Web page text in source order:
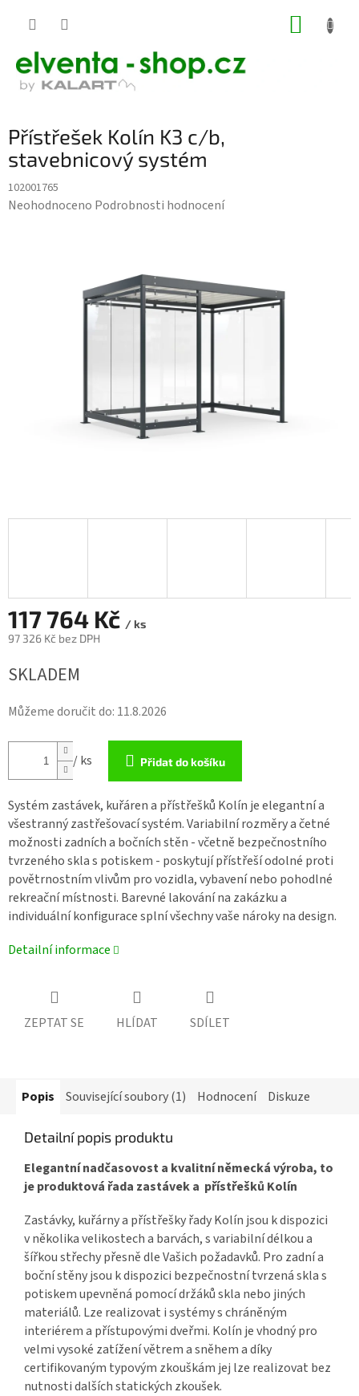
Přístřešek Kolín K3 c/b,
stavebnicový systém
102001765
Průměrné
Neohodnoceno Podrobnosti hodnocení
117 764 Kč / ks
97 326 Kč bez DPH
cena:
SKLADEM
Můžeme doručit do: 11.8.2026
/ ks Přidat do košíku
Systém zastávek, kuřáren a přístřešků Kolín je elegantní a
všestranný zastřešovací systém. Variabilní rozměry a četné
možnosti zadních a bočních stěn - včetně bezpečnostního
tvrzeného skla s potiskem - poskytují přístřeší odolné proti
povětrnostním vlivům pro vozidla, vybavení nebo pohodlné
rekreační místnosti. Barevné lakování na zakázku a
individuální konfigurace splní všechny vaše nároky na design.
Detailní informace
ZEPTAT SE HLÍDAT SDÍLET
Popis Související soubory (1) Hodnocení Diskuze
Detailní popis produktu
Elegantní nadčasovost a kvalitní německá výroba, to
je produktová řada zastávek a přístřešků Kolín
Zastávky, kuřárny a přístřešky řady Kolín jsou k dispozici
v několika velikostech a barvách, s variabilní délkou a
šířkou střechy přesně dle Vašich požadavků. Pro zadní a
boční stěny jsou k dispozici bezpečnostní tvrzená skla s
potiskem upevněná pomocí držáků skla nebo jiných
materiálů. Lze realizovat i systémy s chráněným
interiérem a přístupovými dveřmi. Kolín je vhodný pro
velmi vysoké zatížení větrem a sněhem a díky
certifikovaným typovým zkouškám jej lze realizovat bez
nutnosti dalších statických zkoušek.